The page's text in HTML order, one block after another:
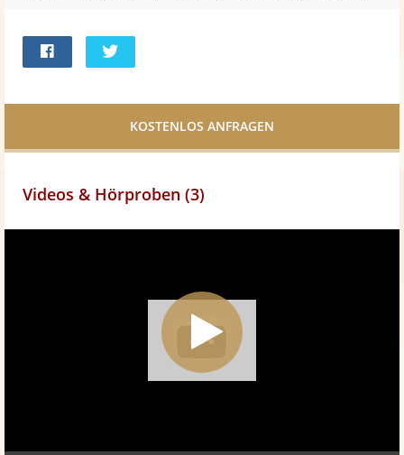
Facebook
Videos & Hörproben (3)